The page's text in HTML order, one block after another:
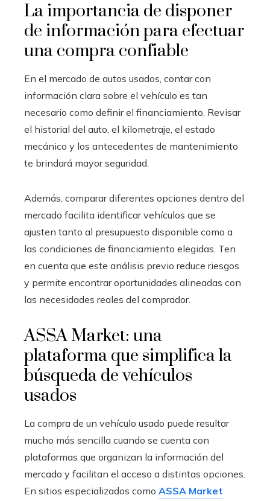
La importancia de disponer
de información para efectuar
una compra confiable
En el mercado de autos usados, contar con
información clara sobre el vehículo es tan
necesario como definir el financiamiento. Revisar
el historial del auto, el kilometraje, el estado
mecánico y los antecedentes de mantenimiento
te brindará mayor seguridad.
Además, comparar diferentes opciones dentro del
mercado facilita identificar vehículos que se
ajusten tanto al presupuesto disponible como a
las condiciones de financiamiento elegidas. Ten
en cuenta que este análisis previo reduce riesgos
y permite encontrar oportunidades alineadas con
las necesidades reales del comprador.
ASSA Market: una
plataforma que simplifica la
búsqueda de vehículos
usados
La compra de un vehículo usado puede resultar
mucho más sencilla cuando se cuenta con
plataformas que organizan la información del
mercado y facilitan el acceso a distintas opciones.
En sitios especializados como ASSA Market